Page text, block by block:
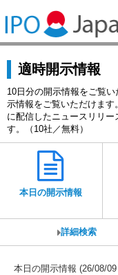
適時開示情報
10日分の開示情報をご覧い
示情報をご覧いただけま
に配信したニュースリリ
す。（10社／無料）
本日の開示情報
詳細検索
本日の開示情報 (26/08/